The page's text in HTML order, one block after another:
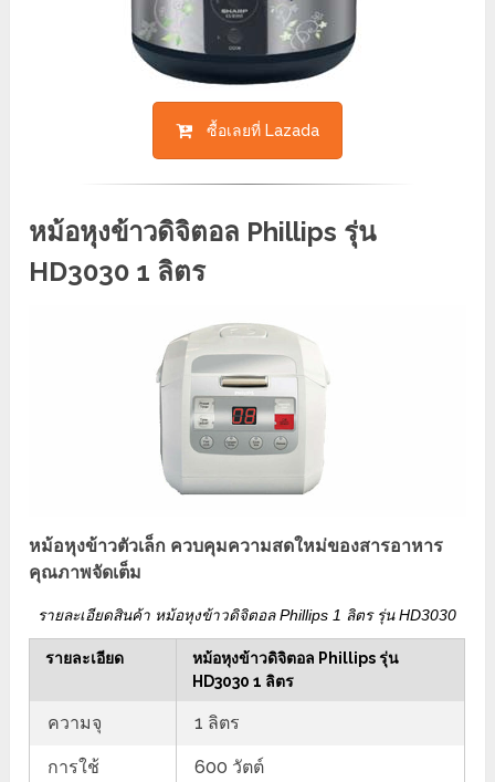
ซื้อเลยที่ Lazada
หม้อหุงข้าวดิจิตอล Phillips รุ่น
HD3030 1 ลิตร
หม้อหุงข้าวตัวเล็ก ควบคุมความสดใหม่ของสารอาหาร
คุณภาพจัดเต็ม
รายละเอียดสินค้า หม้อหุงข้าวดิจิตอล Phillips 1 ลิตร รุ่น HD3030
รายละเอียด
หม้อหุงข้าวดิจิตอล Phillips รุ่น
HD3030 1 ลิตร
ความจุ 1 ลิตร
การใช้
600 วัตต์